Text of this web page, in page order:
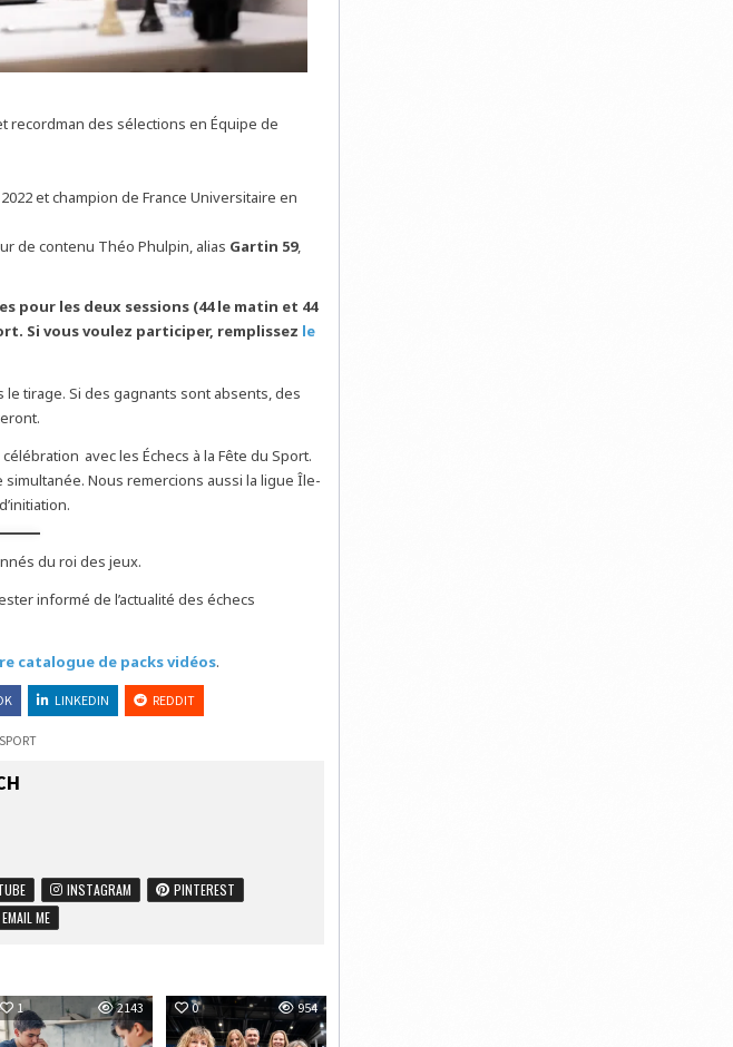
recordman des sélections en Équipe de
et champion de France Universitaire en
de contenu Théo Phulpin, alias Gartin 59,
pour les deux sessions (44 le matin et 44
Si vous voulez participer, remplissez le
tirage. Si des gagnants sont absents, des
avec les Échecs à la Fête du Sport.
Nous remercions aussi la ligue Île-
du roi des jeux.
informé de l’actualité des échecs
catalogue de packs vidéos.
LINKEDIN REDDIT
SPORT
INSTAGRAM
PINTEREST
EMAIL ME
1 2143 0 954